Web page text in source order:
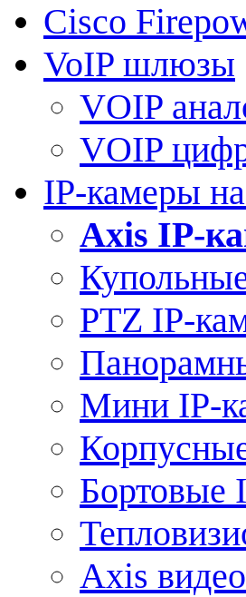
Cisco
VoIP шлюзы
VOIP
VOIP
IP-камеры
Axis IP-
PTZ IP-
Мини IP-
Бортовые
Axis